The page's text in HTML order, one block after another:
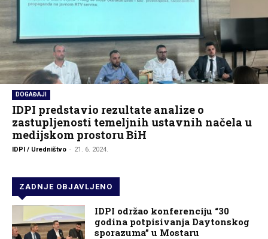
DOGAĐAJI
IDPI predstavio rezultate analize o
zastupljenosti temeljnih ustavnih načela u
medijskom prostoru BiH
IDPI / Uredništvo - 21. 6. 2024.
ZADNJE OBJAVLJENO
IDPI održao konferenciju “30
godina potpisivanja Daytonskog
sporazuma” u Mostaru